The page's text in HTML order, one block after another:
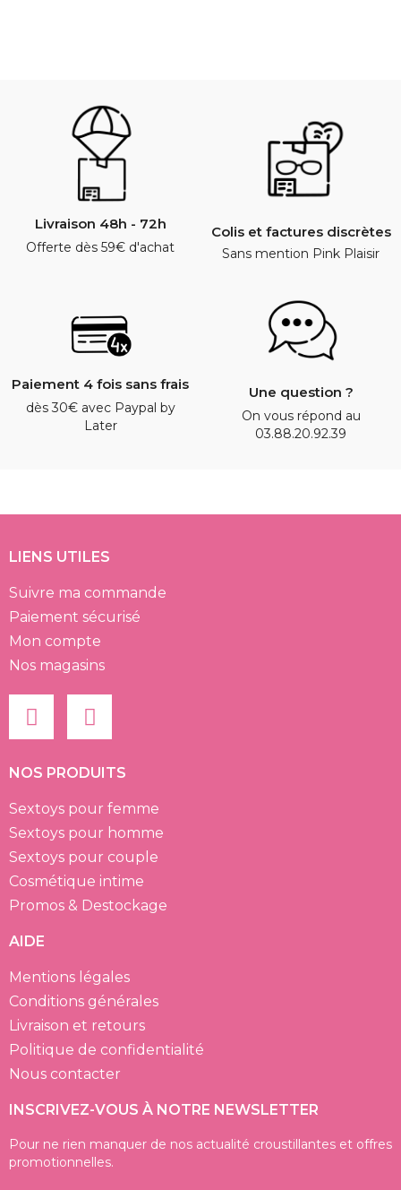
Livraison 48h - 72h
Offerte dès 59€ d'achat
Colis et factures discrètes
Sans mention Pink Plaisir
Paiement 4 fois sans frais
dès 30€ avec Paypal by
Later
Une question ?
On vous répond au
03.88.20.92.39
LIENS UTILES
Suivre ma commande
Paiement sécurisé
Mon compte
Nos magasins
NOS PRODUITS
Sextoys pour femme
Sextoys pour homme
Sextoys pour couple
Cosmétique intime
Promos & Destockage
AIDE
Mentions légales
Conditions générales
Livraison et retours
Politique de confidentialité
Nous contacter
INSCRIVEZ-VOUS À NOTRE NEWSLETTER
Pour ne rien manquer de nos actualité croustillantes et offres
promotionnelles.